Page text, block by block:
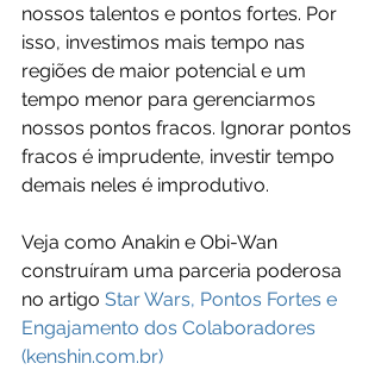
nossos talentos e pontos fortes. Por
isso, investimos mais tempo nas
regiões de maior potencial e um
tempo menor para gerenciarmos
nossos pontos fracos. Ignorar pontos
fracos é imprudente, investir tempo
demais neles é improdutivo.
Veja como Anakin e Obi-Wan
construíram uma parceria poderosa
no artigo Star Wars, Pontos Fortes e
Engajamento dos Colaboradores
(kenshin.com.br)